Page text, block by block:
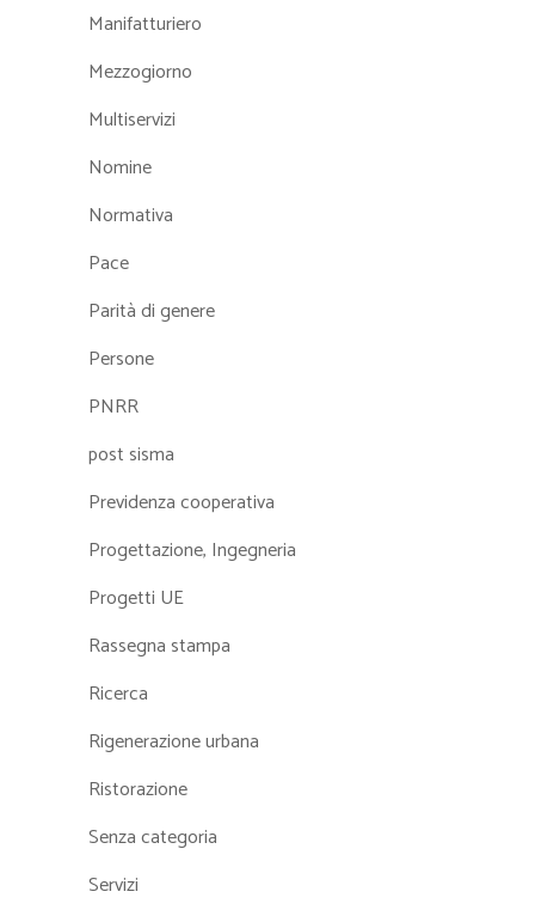
Manifatturiero
Mezzogiorno
Multiservizi
Nomine
Normativa
Pace
Parità di genere
Persone
PNRR
post sisma
Previdenza cooperativa
Progettazione, Ingegneria
Progetti UE
Rassegna stampa
Ricerca
Rigenerazione urbana
Ristorazione
Senza categoria
Servizi